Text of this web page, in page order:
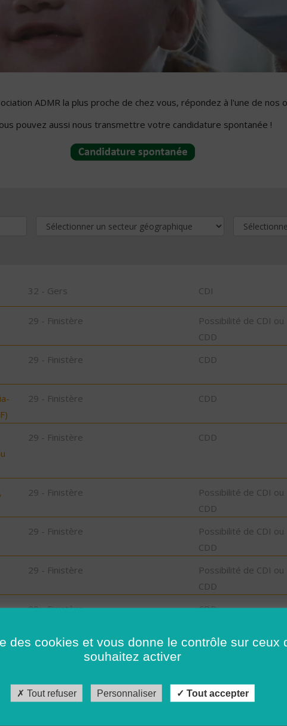
ADMR la plus proche de chez vous, répondez à l'une de nos
pouvez aussi nous transmettre votre candidature spontanée !
32 - Gers CDI
29 - Finistère
Possibilité de CDI ou
CDD
29 - Finistère CDD
29 - Finistère CDD
29 - Finistère CDD
29 - Finistère
Possibilité de CDI ou
CDD
29 - Finistère
Possibilité de CDI ou
CDD
29 - Finistère
Possibilité de CDI ou
CDD
29 - Finistère CDD
29 - Finistère CDD
des cookies et vous donne le contrôle sur ceux
souhaitez activer
Tout refuser Personnaliser Tout accepter